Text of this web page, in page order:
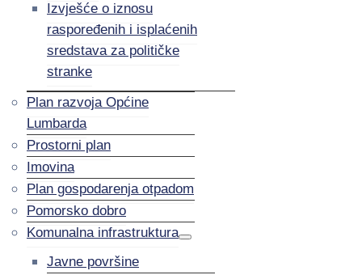
Izvješće o iznosu
raspoređenih i isplaćenih
sredstava za političke
stranke
Plan razvoja Općine
Lumbarda
Prostorni plan
Imovina
Plan gospodarenja otpadom
Pomorsko dobro
Komunalna infrastruktura
Javne površine